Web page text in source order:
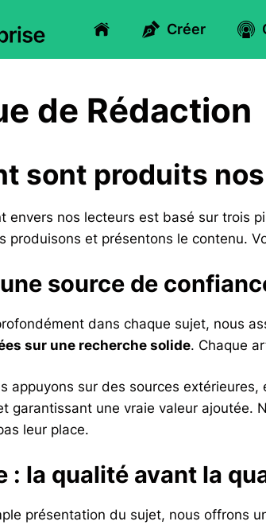
Créer
de Rédaction
sont produits
envers nos lecteurs est basé sur trois
produisons et présentons le contenu.
source de
dans chaque sujet, nous
sur une recherche solide. Chaque
appuyons sur des sources
garantissant une vraie valeur ajoutée.
leur place.
: la qualité avant la
présentation du sujet, nous offrons